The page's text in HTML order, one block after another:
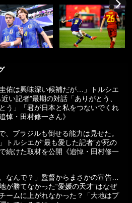
圭佑は興味深い候補だが…」トルシエ
近い記者”最期の対話「ありがとう、
う」「君が日本と私をつないでくれ
悼・田村修一さん》
、ブラジルも倒せる能力は見せた。
トルシエが“最も愛した記者”が死の
続けた取材を公開《追悼・田村修一
、なんで？」監督からまさかの宣告…
が勝てなかった“愛媛の天才”はなぜ
チームに上がれなかった？「大地はプ